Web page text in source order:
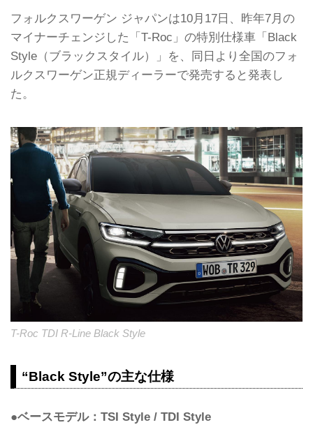
フォルクスワーゲン ジャパンは10月17日、昨年7月の
マイナーチェンジした「T-Roc」の特別仕様車「Black
Style（ブラックスタイル）」を、同日より全国のフォ
ルクスワーゲン正規ディーラーで発売すると発表し
た。
T-Roc TDI R-Line Black Style
“Black Style”の主な仕様
●ベースモデル：TSI Style / TDI Style